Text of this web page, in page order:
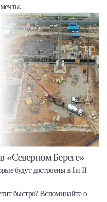
«Северном Береге»
будут достроены в I и II
быстро? Вспоминайте о